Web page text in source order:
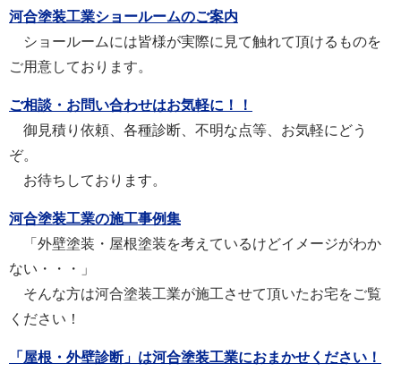
河合塗装工業ショールームのご案内
ショールームには皆様が実際に見て触れて頂けるものを
ご用意しております。
ご相談・お問い合わせはお気軽に！！
御見積り依頼、各種診断、不明な点等、お気軽にどう
ぞ。
お待ちしております。
河合塗装工業の施工事例集
「外壁塗装・屋根塗装を考えているけどイメージがわか
ない・・・」
そんな方は河合塗装工業が施工させて頂いたお宅をご覧
ください！
「屋根・外壁診断」は河合塗装工業におまかせください！